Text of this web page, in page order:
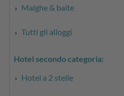
Malghe & baite
Tutti gli alloggi
Hotel secondo categoria:
Hotel a 2 stelle